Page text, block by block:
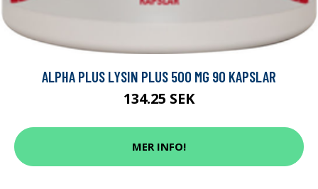
ALPHA PLUS LYSIN PLUS 500 MG 90 KAPSLAR
134.25 SEK
MER INFO!